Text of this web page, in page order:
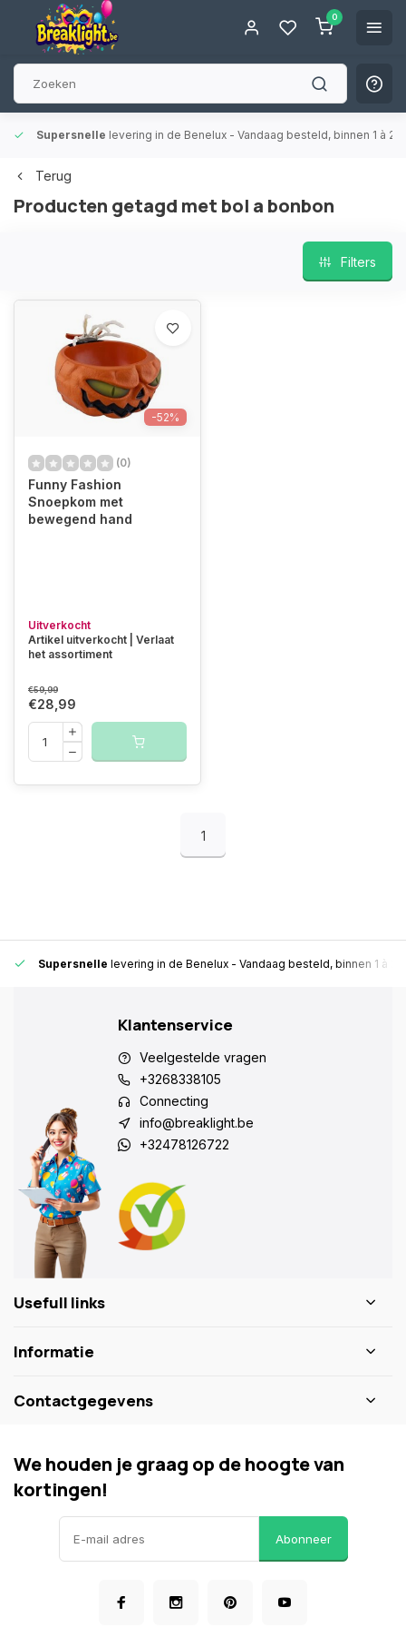
0
Supersnelle levering in de Benelux - Vandaag besteld, binnen 1 à 2
Terug
Producten getagd met bol a bonbon
Filters
-52%
(0)
Funny Fashion
Snoepkom met
bewegend hand
Uitverkocht
Artikel uitverkocht | Verlaat
het assortiment
€59,99
€28,99
1
Supersnelle levering in de Benelux - Vandaag besteld, binnen 1 à 2
Klantenservice
Veelgestelde vragen
+3268338105
Connecting
info@breaklight.be
+32478126722
Usefull links
Informatie
Contactgegevens
We houden je graag op de hoogte van
kortingen!
Abonneer